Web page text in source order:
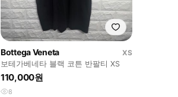
Bottega Veneta
XS
보테가베네타 블랙 코튼 반팔티 XS
110,000원
8